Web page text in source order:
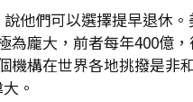
他們可以選擇提早退休
為龐大，前者每年400億
機構在世界各地挑撥是
。